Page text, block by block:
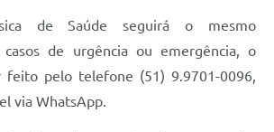
de Saúde seguirá o mesmo
casos de urgência ou emergência, o
feito pelo telefone (51) 9.9701-0096,
via WhatsApp.